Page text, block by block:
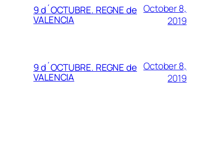
9 d´OCTUBRE. REGNE de
VALENCIA
October 8,
2019
9 d´OCTUBRE. REGNE de
VALENCIA
October 8,
2019